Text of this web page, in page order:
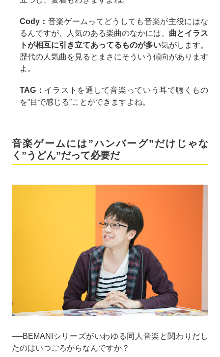
Cody： 音楽ゲームってどうしても音楽が主役にはな
るんですが、人気のある楽曲のなかには、 曲とイラス
トが相互に引き立てあってるものが多い気がします。
歴代の人気曲を見るとまさにそういう傾向があります
よ。
TAG： イラストを通して音楽っていう耳で聴くもの
を”目で感じる”ことができますよね。
音楽ゲームには”ハンバーグ”だけじゃな
く”うどん”だって必要だ
──BEMANIシリーズがいわゆる同人音楽と関わりだし
たのはいつごろからなんですか？